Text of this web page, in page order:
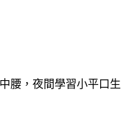
腰，夜間學習小平口生